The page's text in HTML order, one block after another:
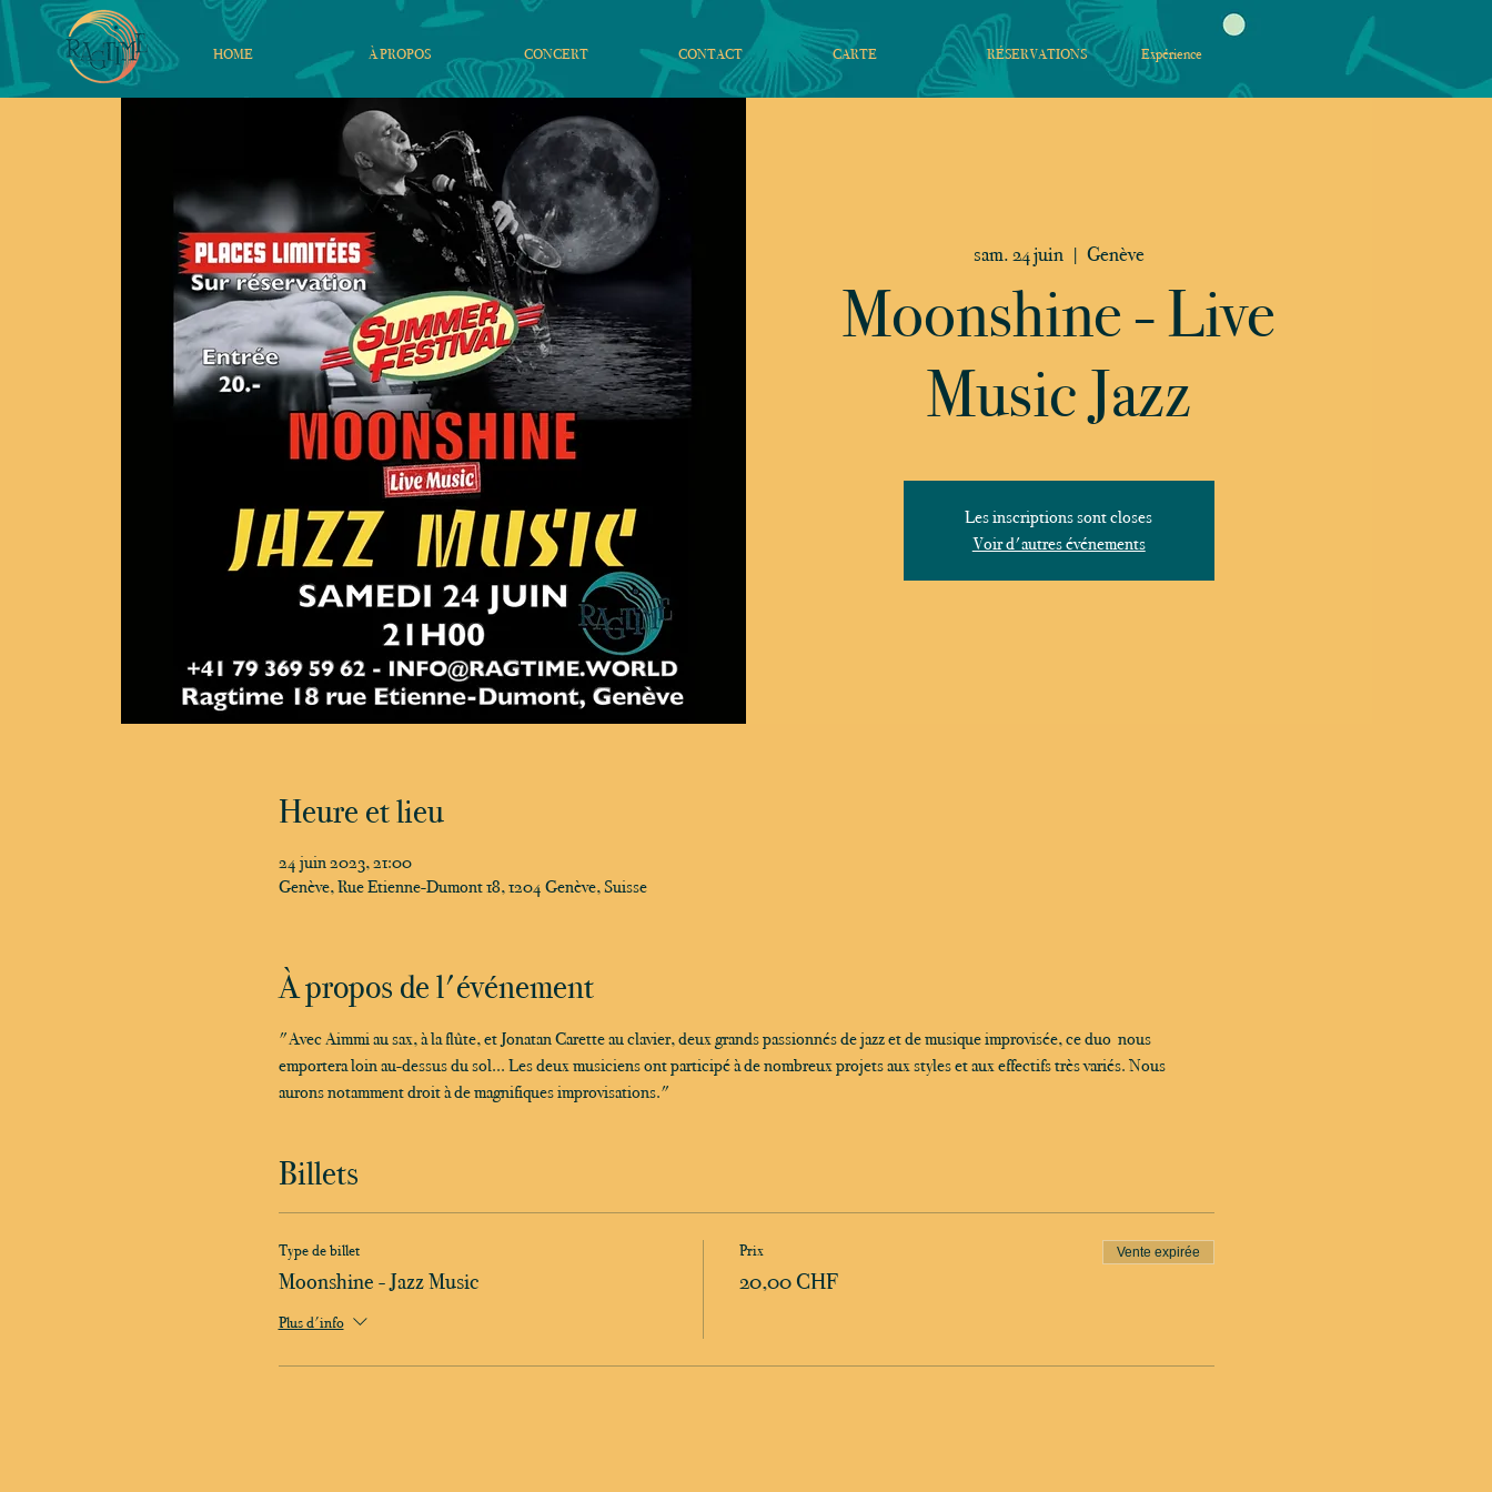
HOME À PROPOS CONCERT CONTACT CARTE RÉSERVATIONS Expérience
sam. 24 juin
  |
Genève
Moonshine - Live
Music Jazz
Les inscriptions sont closes
Voir d'autres événements
Heure et lieu
24 juin 2023, 21:00
Genève, Rue Etienne-Dumont 18, 1204 Genève, Suisse
À propos de l'événement
"Avec Aimmi au sax, à la flûte, et Jonatan Carette au clavier, deux grands passionnés de jazz et de musique improvisée, ce duo  nous
emportera loin au-dessus du sol... Les deux musiciens ont participé à de nombreux projets aux styles et aux effectifs très variés. Nous
aurons notamment droit à de magnifiques improvisations."
Billets
Type de billet
Moonshine - Jazz Music
Plus d'info
Prix
20,00 CHF
Vente expirée